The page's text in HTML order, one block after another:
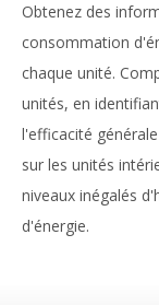
Obtenez des
consommation
chaque unité.
unités, en
l'efficacité
sur les unités
niveaux inégalés
d'énergie.